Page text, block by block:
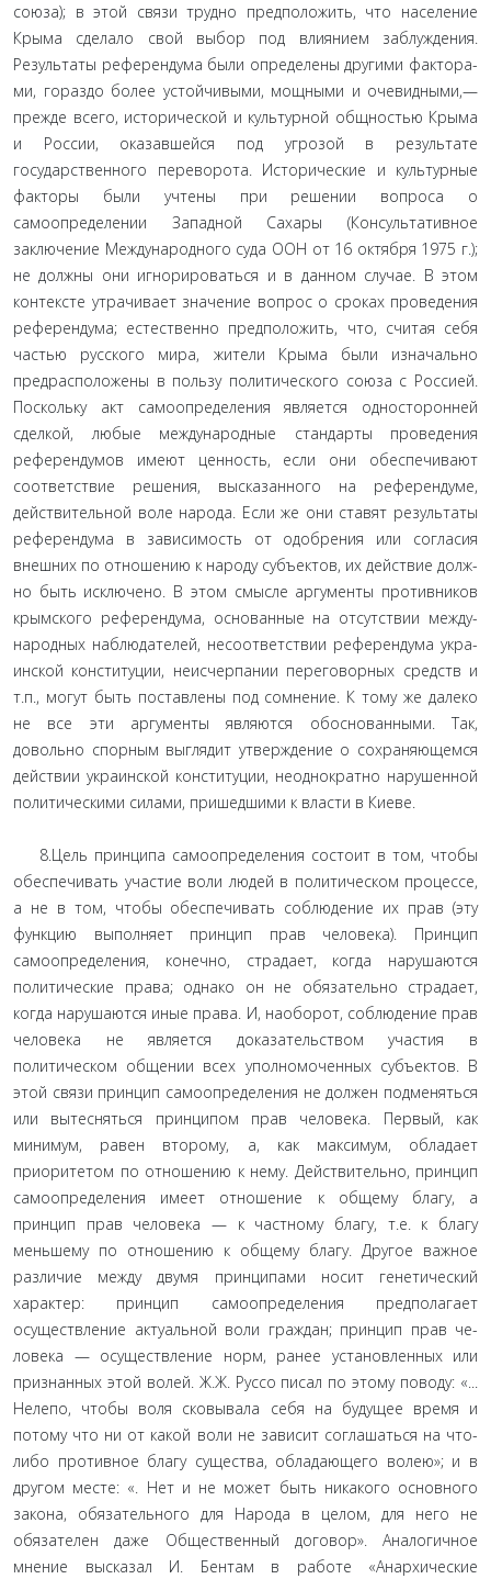
союза); в этой связи трудно предположить, что насе­ление
Крыма сделало свой выбор под влиянием заблуждения.
Результаты референдума были определены другими фактора­
ми, гораздо более устойчивыми, мощными и очевидными,—
прежде всего, исторической и культурной общностью Крыма
и России, оказавшейся под угрозой в результате
государствен­ного переворота. Исторические и культурные
факторы были учтены при решении вопроса о
самоопределении Западной Сахары (Консультативное
заключение Международного суда ООН от 16 октября 1975 г.);
не должны они игнорироваться и в данном случае. В этом
контексте утрачивает значение во­прос о сроках проведения
референдума; естественно предпо­ложить, что, считая себя
частью русского мира, жители Крыма были изначально
предрасположены в пользу политического союза с Россией.
Поскольку акт самоопределения является односторонней
сделкой, любые международные стандарты проведения
референдумов имеют ценность, если они обеспе­чивают
соответствие решения, высказанного на референдуме,
действительной воле народа. Если же они ставят результаты
референдума в зависимость от одобрения или согласия
внеш­них по отношению к народу субъектов, их действие долж­
но быть исключено. В этом смысле аргументы противников
крымского референдума, основанные на отсутствии между­
народных наблюдателей, несоответствии референдума укра­
инской конституции, неисчерпании переговорных средств и
т.п., могут быть поставлены под сомнение. К тому же далеко
не все эти аргументы являются обоснованными. Так,
довольно спорным выглядит утверждение о сохраняющемся
действии украинской конституции, неоднократно нарушенной
полити­ческими силами, пришедшими к власти в Киеве.
8.Цель принципа самоопределения состоит в том, чтобы
обеспечивать участие воли людей в политическом процессе,
а не в том, чтобы обеспечивать соблюдение их прав (эту
функ­цию выполняет принцип прав человека). Принцип
самоопре­деления, конечно, страдает, когда нарушаются
политические права; однако он не обязательно страдает,
когда нарушаются иные права. И, наоборот, соблюдение прав
человека не явля­ется доказательством участия в
политическом общении всех уполномоченных субъектов. В
этой связи принцип самоопре­деления не должен подменяться
или вытесняться принципом прав человека. Первый, как
минимум, равен второму, а, как максимум, обладает
приоритетом по отношению к нему. Действительно, принцип
самоопределения имеет отношение к общему благу, а
принцип прав человека — к частному благу, т.е. к благу
меньшему по отношению к общему благу. Дру­гое важное
различие между двумя принципами носит гене­тический
характер: принцип самоопределения предполагает
осуществление актуальной воли граждан; принцип прав че­
ловека — осуществление норм, ранее установленных или
при­знанных этой волей. Ж.Ж. Руссо писал по этому поводу: «...
Нелепо, чтобы воля сковывала себя на будущее время и
пото­му что ни от какой воли не зависит соглашаться на что-
либо противное благу существа, обладающего волею»; и в
другом месте: «. Нет и не может быть никакого основного
закона, обязательного для Народа в целом, для него не
обязателен даже Общественный договор». Аналогичное
мнение выска­зал И. Бентам в работе «Анархические